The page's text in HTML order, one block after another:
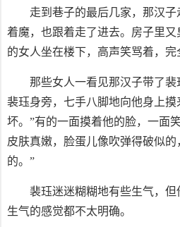
走到巷子的最后几家，那汉
着魔，也跟着走了进去。房子里
的女人坐在楼下，高声笑骂着，完
那些女人一看见那汉子带了
裴珏身旁，七手八脚地向他身上
坏。”有的一面摸着他的脸，一面
皮肤真嫩，脸蛋儿像吹弹得破似
的。”
裴珏迷迷糊糊地有些生气，
生气的感觉都不太明确。